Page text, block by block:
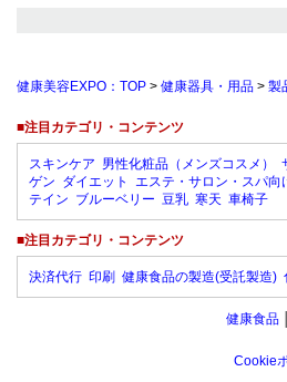
健康美容EXPO：TOP > 健康器具・用品 > 製
■注目カテゴリ・コンテンツ
スキンケア 男性化粧品（メンズコスメ）
ゲン ダイエット エステ・サロン・スパ向
テイン ブルーベリー 豆乳 寒天 車椅子
■注目カテゴリ・コンテンツ
決済代行 印刷 健康食品の製造(受託製造)
健康食品
Cookie